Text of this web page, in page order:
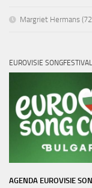
Margriet Hermans
EUROVISIE
AGENDA EUROVISIE